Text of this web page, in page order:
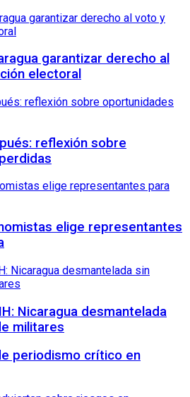
garantizar derecho al
electoral
reflexión sobre
elige representantes
Nicaragua desmantelada
militares
periodismo crítico en